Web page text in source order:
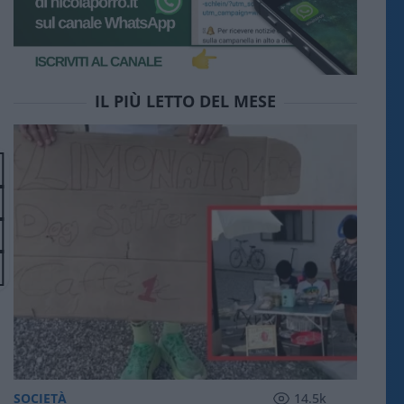
IL PIÙ LETTO DEL MESE
SOCIETÀ 14.5k